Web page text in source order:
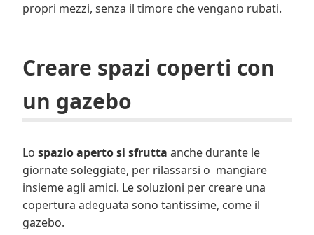
propri mezzi, senza il timore che vengano rubati.
Creare spazi coperti con
un gazebo
Lo spazio aperto si sfrutta anche durante le
giornate soleggiate, per rilassarsi o mangiare
insieme agli amici. Le soluzioni per creare una
copertura adeguata sono tantissime, come il
gazebo.